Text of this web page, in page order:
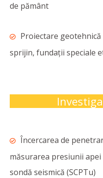
de pământ
Proiectare
sprijin, fundații speciale
Încercarea de
măsurarea presiunii apei
sondă seismică (SCPTu)